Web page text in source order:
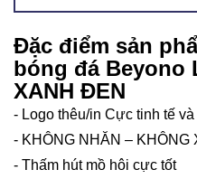
Đặc điểm sản
bóng đá Beyono
XANH ĐEN
- Logo thêu/in Cực tinh tế
- KHÔNG NHĂN – KHÔNG
- Thấm hút mồ hôi cực tốt